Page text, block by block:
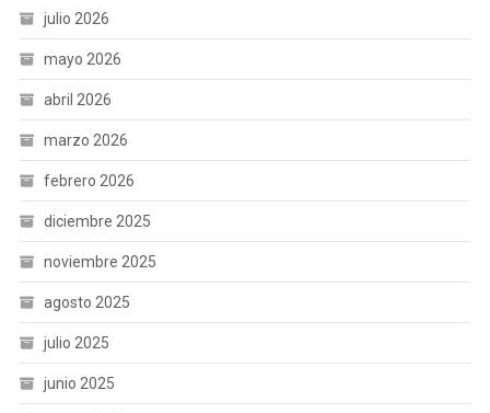
julio 2026
mayo 2026
abril 2026
marzo 2026
febrero 2026
diciembre 2025
noviembre 2025
agosto 2025
julio 2025
junio 2025